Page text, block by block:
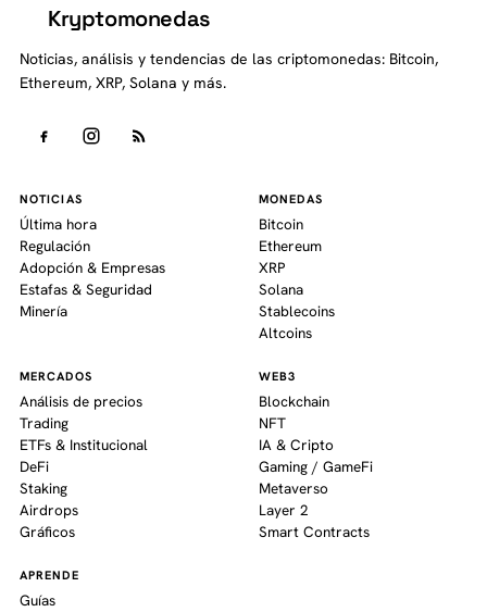
Kryptomonedas
Noticias, análisis y tendencias de las criptomonedas: Bitcoin,
Ethereum, XRP, Solana y más.
NOTICIAS
Última hora
Regulación
Adopción & Empresas
Estafas & Seguridad
Minería
MONEDAS
Bitcoin
Ethereum
XRP
Solana
Stablecoins
Altcoins
MERCADOS
Análisis de precios
Trading
ETFs & Institucional
DeFi
Staking
Airdrops
Gráficos
WEB3
Blockchain
NFT
IA & Cripto
Gaming / GameFi
Metaverso
Layer 2
Smart Contracts
APRENDE
Guías